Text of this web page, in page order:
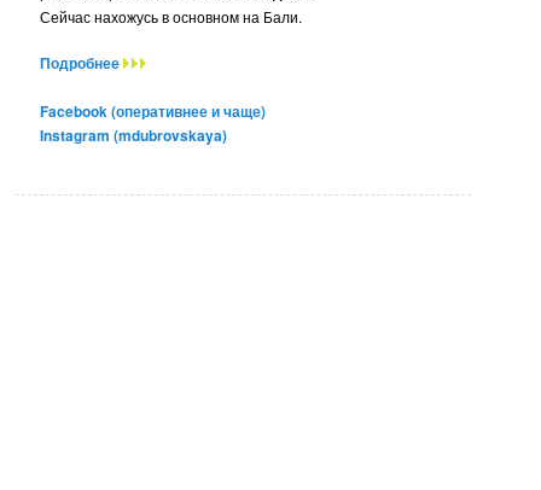
Сейчас нахожусь в основном на Бали.
Подробнее
Facebook (оперативнее и чаще)
Instagram (mdubrovskaya)